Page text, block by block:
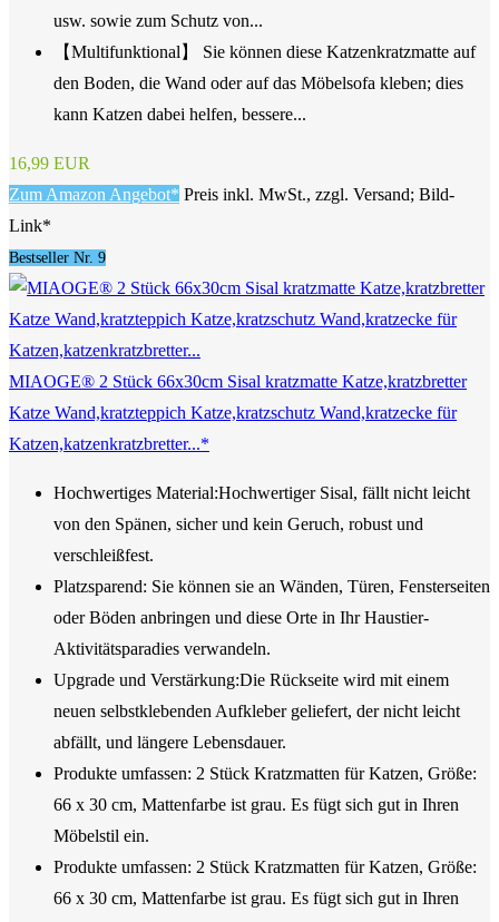
usw. sowie zum Schutz von...
【Multifunktional】 Sie können diese Katzenkratzmatte auf
den Boden, die Wand oder auf das Möbelsofa kleben; dies
kann Katzen dabei helfen, bessere...
16,99 EUR
Zum Amazon Angebot* Preis inkl. MwSt., zzgl. Versand; Bild-
Link*
Bestseller Nr. 9
MIAOGE® 2 Stück 66x30cm Sisal kratzmatte Katze,kratzbretter
Katze Wand,kratzteppich Katze,kratzschutz Wand,kratzecke für
Katzen,katzenkratzbretter...*
Hochwertiges Material:Hochwertiger Sisal, fällt nicht leicht
von den Spänen, sicher und kein Geruch, robust und
verschleißfest.
Platzsparend: Sie können sie an Wänden, Türen, Fensterseiten
oder Böden anbringen und diese Orte in Ihr Haustier-
Aktivitätsparadies verwandeln.
Upgrade und Verstärkung:Die Rückseite wird mit einem
neuen selbstklebenden Aufkleber geliefert, der nicht leicht
abfällt, und längere Lebensdauer.
Produkte umfassen: 2 Stück Kratzmatten für Katzen, Größe:
66 x 30 cm, Mattenfarbe ist grau. Es fügt sich gut in Ihren
Möbelstil ein.
Produkte umfassen: 2 Stück Kratzmatten für Katzen, Größe:
66 x 30 cm, Mattenfarbe ist grau. Es fügt sich gut in Ihren